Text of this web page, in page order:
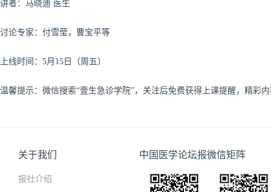
讲者：马晓迪 医生
讨论专家：付雪莹，曹宝平等
上线时间：5月15日（周五）
温馨提示：微信搜索“壹生急诊学院”，关注后免费获得上课提醒，精彩
关于我们
报社介绍
中国医学论坛报微信矩阵